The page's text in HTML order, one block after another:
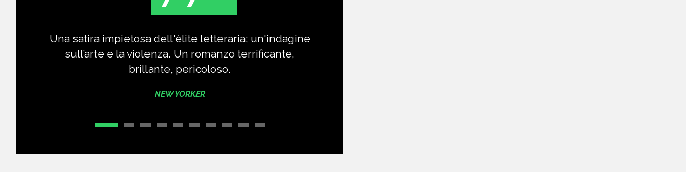
Una satira impietosa dell'élite letteraria; un'indagine
sull’arte e la violenza. Un romanzo terrificante,
brillante, pericoloso.
NEW YORKER